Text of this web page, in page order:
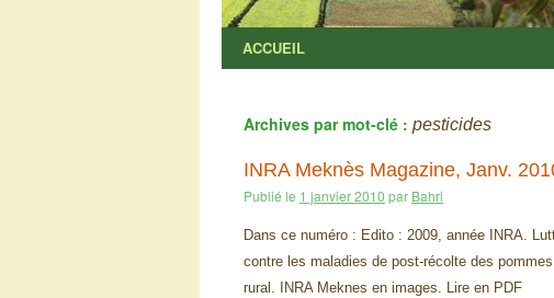
ACCUEIL
Archives par mot-clé : pesticides
INRA Meknès Magazine, Janv.
Publié le 1 janvier 2010 par Bahri
Dans ce numéro : Edito : 2009, année INRA.
contre les maladies de post-récolte des
rural. INRA Meknes en images. Lire en PDF